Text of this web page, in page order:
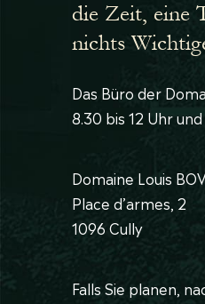
die Zeit, eine
nichts
Das Büro der
8.30 bis 12 Uhr
Domaine Louis
Place d’armes, 2
1096 Cully
Falls Sie planen,